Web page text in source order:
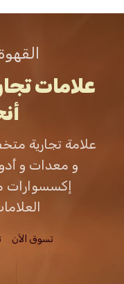
علامات
علامة تجارية
و معدات و
تسوق الاَن